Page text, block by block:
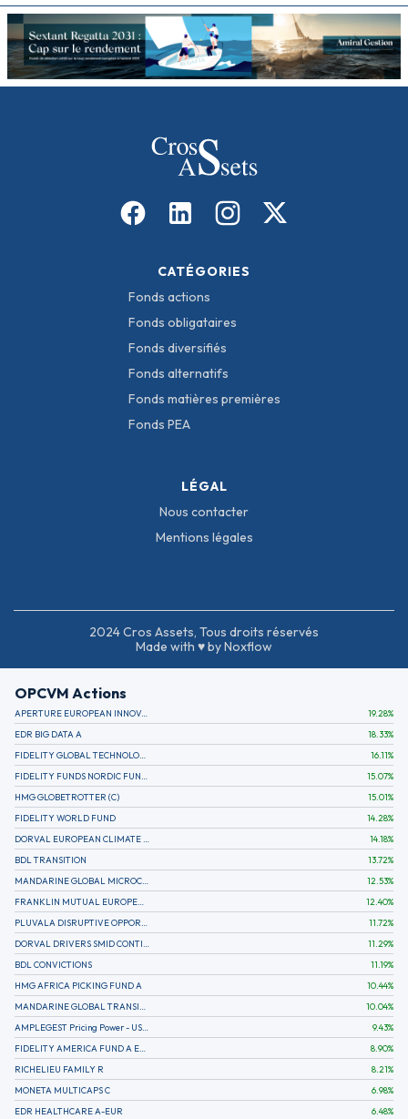
CATÉGORIES
Fonds actions
Fonds obligataires
Fonds diversifiés
Fonds alternatifs
Fonds matières premières
Fonds PEA
LÉGAL
Nous contacter
Mentions légales
2024 Cros Assets, Tous droits réservés
Made with ♥ by Noxflow
OPCVM Actions
APERTURE EUROPEAN INNOVATION 19.28%
EDR BIG DATA A
18.33%
16.11%
15.07%
HMG GLOBETROTTER (C)
15.01%
FIDELITY WORLD FUND
14.28%
14.18%
BDL TRANSITION
13.72%
12.53%
12.40%
11.72%
11.29%
BDL CONVICTIONS
11.19%
HMG AFRICA PICKING FUND A
10.44%
10.04%
9.43%
8.90%
RICHELIEU FAMILY R
8.21%
MONETA MULTICAPS C
6.98%
EDR HEALTHCARE A-EUR
6.48%